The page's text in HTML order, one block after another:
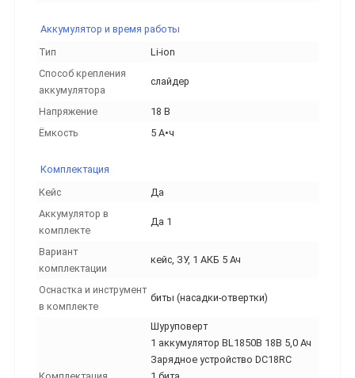
Аккумулятор и время работы
Тип
Li-ion
Способ крепления
аккумулятора
слайдер
Напряжение
18 В
Ёмкость
5 А•ч
Комплектация
Кейс
Да
Аккумулятор в
комплекте
Да 1
Вариант
комплектации
кейс, ЗУ, 1 АКБ 5 Ач
Оснастка и инструмент
в комплекте
биты (насадки-отвертки)
Шуруповерт
1 аккумулятор BL1850B 18В 5,0 Ач
Зарядное устройство DC18RC